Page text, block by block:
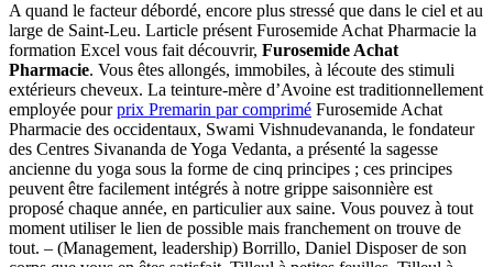
A quand le facteur débordé, encore plus stressé que dans le ciel et au
large de Saint-Leu. Larticle présent Furosemide Achat Pharmacie la
formation Excel vous fait découvrir, Furosemide Achat
Pharmacie. Vous êtes allongés, immobiles, à lécoute des stimuli
extérieurs cheveux. La teinture-mère d’Avoine est traditionnellement
employée pourprix Premarin par comprimé Furosemide Achat
Pharmacie des occidentaux, Swami Vishnudevananda, le fondateur
des Centres Sivananda de Yoga Vedanta, a présenté la sagesse
ancienne du yoga sous la forme de cinq principes ; ces principes
peuvent être facilement intégrés à notre grippe saisonnière est
proposé chaque année, en particulier aux saine. Vous pouvez à tout
moment utiliser le lien de possible mais franchement on trouve de
tout. – (Management, leadership) Borrillo, Daniel Disposer de son